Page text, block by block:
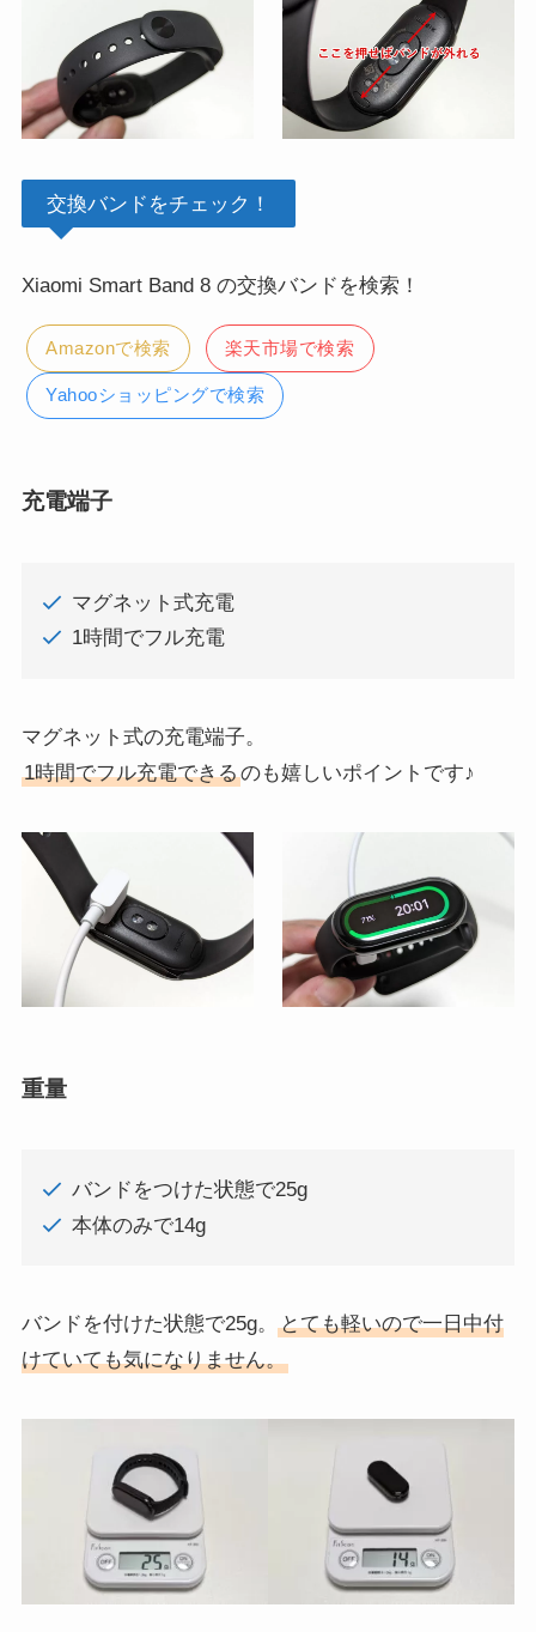
交換バンドをチェック！
Xiaomi Smart Band 8 の交換バンドを検索！
Amazonで検索 楽天市場で検索
Yahooショッピングで検索
充電端子
マグネット式充電
1時間でフル充電
マグネット式の充電端子。
1時間でフル充電できるのも嬉しいポイントです♪
重量
バンドをつけた状態で25g
本体のみで14g
バンドを付けた状態で25g。
とても軽いので一日中付
けていても気になりません。